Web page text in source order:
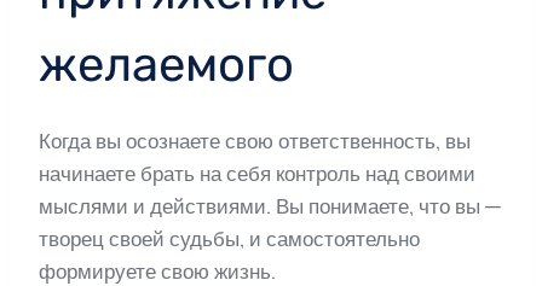
желаемого
Когда вы осознаете свою ответственность, вы
начинаете брать на себя контроль над своими
мыслями и действиями. Вы понимаете, что вы —
творец своей судьбы, и самостоятельно
формируете свою жизнь.